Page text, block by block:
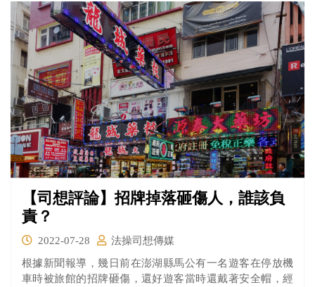
「判決之所以會被推翻，是因為它一直都受到（保守派）
鄙視，而現在剛好有投票權可以將之捨棄。」以嚴厲的詞
語表達對判決結果的失望。
【司想評論】招牌掉落砸傷人，誰該負
責？
2022-07-28
法操司想傳媒
根據新聞報導，幾日前在澎湖縣馬公有一名遊客在停放機
車時被旅館的招牌砸傷，還好遊客當時還戴著安全帽，經